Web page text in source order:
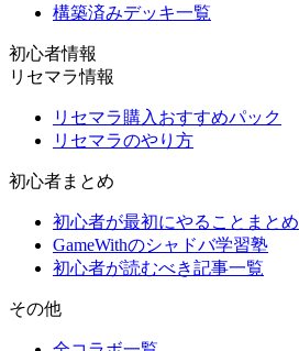
構築済みデッキ一覧
初心者情報
リセマラ情報
リセマラ購入おすすめパック
リセマラのやり方
初心者まとめ
初心者が最初にやることまとめ
GameWithのシャドバ学習塾
初心者が読むべき記事一覧
その他